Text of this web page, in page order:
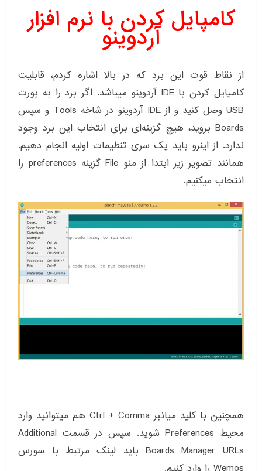
کامپایل کردن با نرم افزار
آردوینو
از نقاط قوت این برد که در بالا اشاره کردم، قابلیت
کامپایل کردن با IDE آردوینو میباشد. اگر برد را به پورت
USB وصل کنید و از IDE آردوینو در شاخه Tools و سپس
Boards بروید، هیچ گزینه‌ای برای انتخاب این برد وجود
ندارد. از اینرو باید یک سری تنظیمات اولیه انجام دهیم.
همانند تصویر زیر ابتدا از منو File گزینه preferences را
انتخاب میکنیم.
همچنین با کلید میانبر Ctrl + Comma هم میتوانید وارد
محیط Preferences شوید. سپس در قسمت Additional
Boards Manager URLs باید لینک مرتبط با سورس